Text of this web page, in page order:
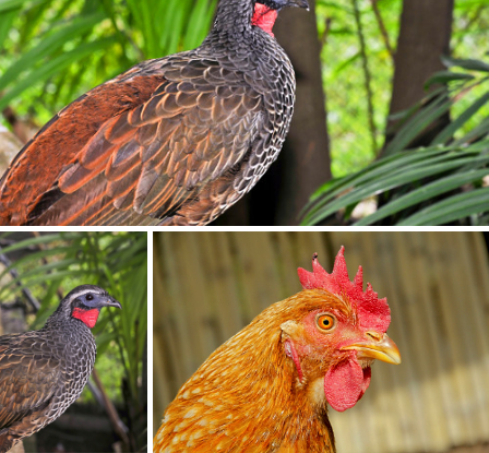
Desejo receber novidades sobre a Pulsar Imagens
Li e concordo com os
Termos de Uso do site
CADASTRAR
Já tem uma conta?